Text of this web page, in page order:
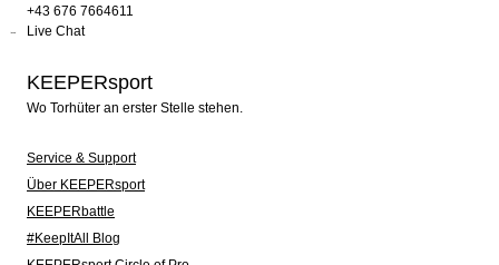
+43 676 7664611
Live Chat
KEEPERsport
Wo Torhüter an erster Stelle stehen.
Service & Support
Über KEEPERsport
KEEPERbattle
#KeepItAll Blog